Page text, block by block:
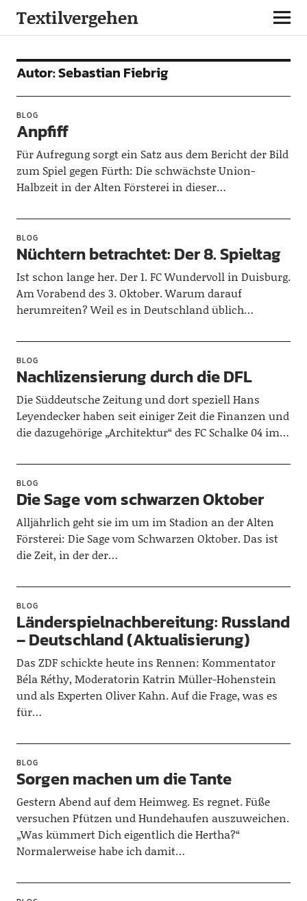
Textilvergehen
Autor:Sebastian Fiebrig
BLOG
Anpfiff
Für Aufregung sorgt ein Satz aus dem Bericht der Bild
zum Spiel gegen Fürth: Die schwächste Union-
Halbzeit in der Alten Försterei in dieser…
BLOG
Nüchtern betrachtet: Der 8. Spieltag
Ist schon lange her. Der 1. FC Wundervoll in Duisburg.
Am Vorabend des 3. Oktober. Warum darauf
herumreiten? Weil es in Deutschland üblich…
BLOG
Nachlizensierung durch die DFL
Die Süddeutsche Zeitung und dort speziell Hans
Leyendecker haben seit einiger Zeit die Finanzen und
die dazugehörige „Architektur“ des FC Schalke 04 im…
BLOG
Die Sage vom schwarzen Oktober
Alljährlich geht sie im um im Stadion an der Alten
Försterei: Die Sage vom Schwarzen Oktober. Das ist
die Zeit, in der der…
BLOG
Länderspielnachbereitung: Russland
– Deutschland (Aktualisierung)
Das ZDF schickte heute ins Rennen: Kommentator
Béla Réthy, Moderatorin Katrin Müller-Hohenstein
und als Experten Oliver Kahn. Auf die Frage, was es
für…
BLOG
Sorgen machen um die Tante
Gestern Abend auf dem Heimweg. Es regnet. Füße
versuchen Pfützen und Hundehaufen auszuweichen.
„Was kümmert Dich eigentlich die Hertha?“
Normalerweise habe ich damit…